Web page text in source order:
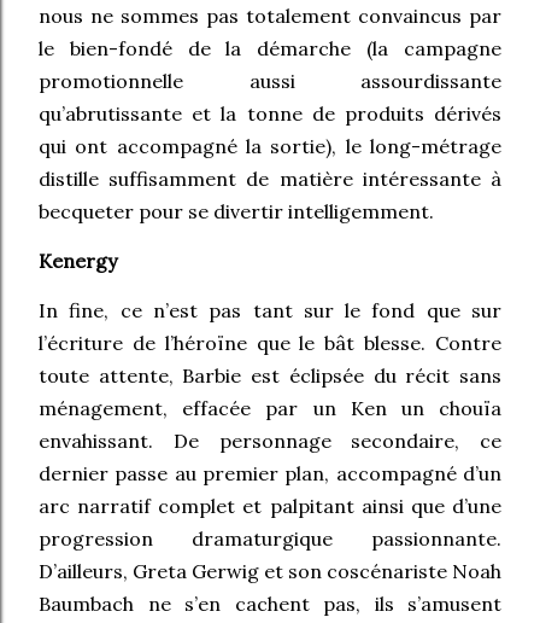
nous ne sommes pas totalement convaincus par
le bien-fondé de la démarche (la campagne
promotionnelle aussi assourdissante
qu’abrutissante et la tonne de produits dérivés
qui ont accompagné la sortie), le long-métrage
distille suffisamment de matière intéressante à
becqueter pour se divertir intelligemment.
Kenergy
In fine, ce n’est pas tant sur le fond que sur
l’écriture de l’héroïne que le bât blesse. Contre
toute attente, Barbie est éclipsée du récit sans
ménagement, effacée par un Ken un chouïa
envahissant. De personnage secondaire, ce
dernier passe au premier plan, accompagné d’un
arc narratif complet et palpitant ainsi que d’une
progression dramaturgique passionnante.
D’ailleurs, Greta Gerwig et son coscénariste Noah
Baumbach ne s’en cachent pas, ils s’amusent